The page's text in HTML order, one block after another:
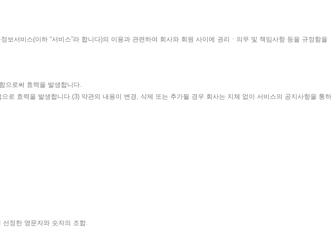
서비스(이하 “서비스”라 합니다)의 이용과 관련하여 회사와 회원 사이에 권리ㆍ의무 및 책임사항 등을 규정함을
으로써 효력을 발생합니다.
효력을 발생합니다.(3) 약관의 내용이 변경, 삭제 또는 추가될 경우 회사는 지체 없이 서비스의 공지사항을 통하
정한 영문자와 숫자의 조합.